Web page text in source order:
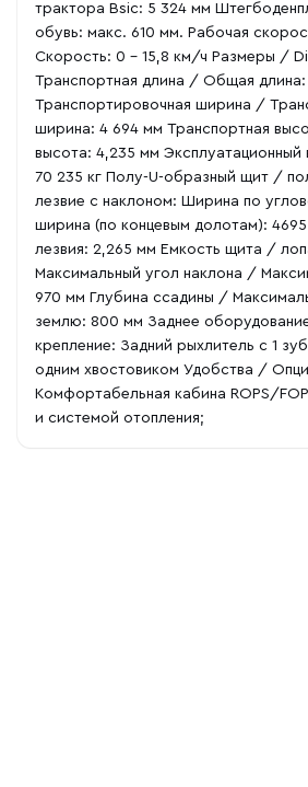
трактора Bsic: 5 324 мм
обувь: макс. 610 мм. Рабочая
Скорость: 0 - 15,8 км/ч Размеры /
Транспортная длина / Общая длина:
Транспортировочная ширина /
ширина: 4 694 мм Транспортная
высота: 4,235 мм
70 235 кг Полу-U-образный щит /
лезвие с наклоном: Ширина по
ширина (по концевым долотам):
лезвия: 2,265 мм Емкость щита /
Максимальный угол наклона /
970 мм Глубина ссадины /
землю: 800 мм Заднее
крепление: Задний рыхлитель с 1
одним хвостовиком Удобства /
Комфортабельная кабина ROPS/
и системой отопления;